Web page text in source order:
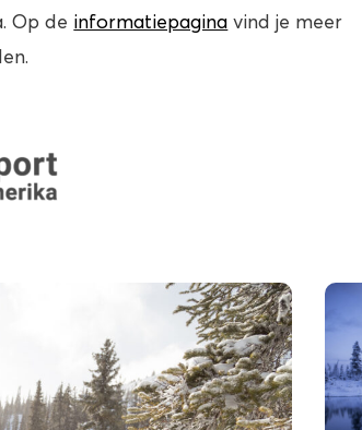
Op de informatiepagina vind je meer